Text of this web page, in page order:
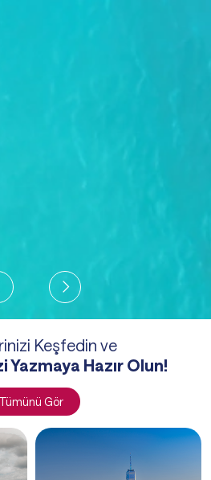
Keşfedin ve
Yazmaya Hazır Olun!
Tümünü Gör